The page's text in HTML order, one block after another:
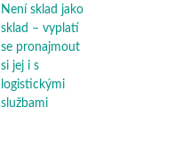
Není sklad jako
sklad – vyplatí
se pronajmout
si jej i s
logistickými
službami